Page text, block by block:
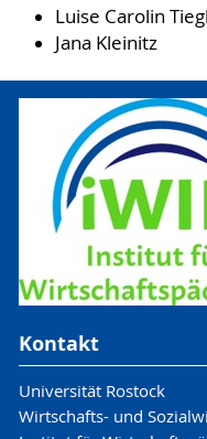
Luise Carolin
Jana Kleinitz
Kontakt
Universität Rostock
Wirtschafts- und